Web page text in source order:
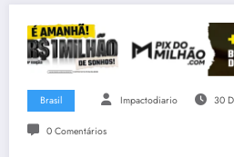
Brasil Impactodiario 30
0 Comentários